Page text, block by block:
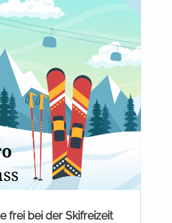
frei bei der Skifreizeit